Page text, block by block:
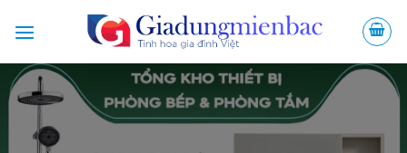
qua
dung